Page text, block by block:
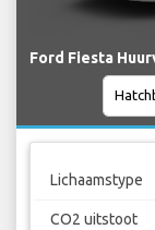
Ford Fiesta
Lichaamstype
CO2 uitstoot